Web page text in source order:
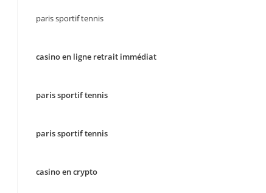
paris sportif tennis
casino en ligne retrait immédiat
paris sportif tennis
paris sportif tennis
casino en crypto